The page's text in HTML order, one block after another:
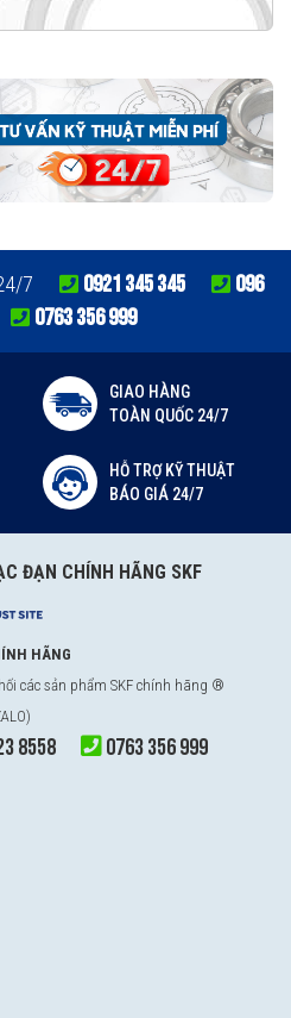
7 0921 345 345
096
0763 356 999
GIAO HÀNG
TOÀN QUỐC 24/7
HỖ TRỢ KỸ THUẬT
BÁO GIÁ 24/7
ĐẠN CHÍNH HÃNG SKF
HÃNG
các sản phẩm SKF chính hãng ®
8558 0763 356 999